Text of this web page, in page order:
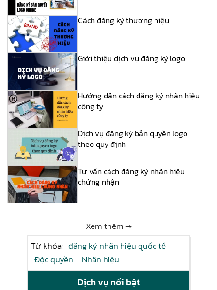
Cách đăng ký thương hiệu
Giới thiệu dịch vụ đăng ký logo
Hướng dẫn cách đăng ký nhãn hiệu
công ty
Dịch vụ đăng ký bản quyền logo
theo quy định
Tư vấn cách đăng ký nhãn hiệu
chứng nhận
Xem thêm →
Từ khóa: đăng ký nhãn hiệu quốc tế
Độc quyền
Nhãn hiệu
Dịch vụ nổi bật